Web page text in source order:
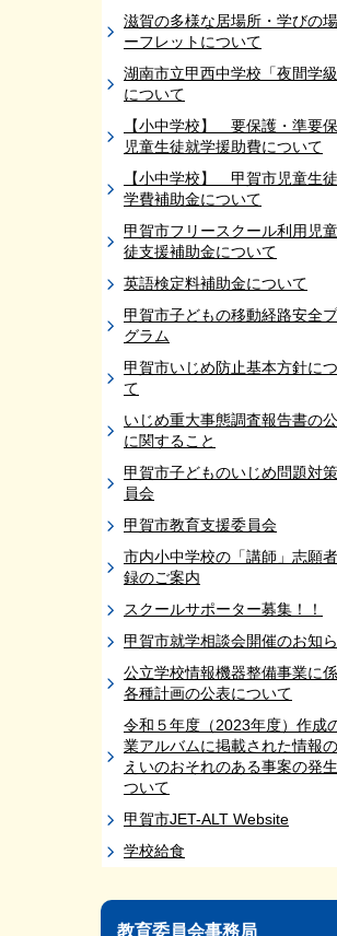
滋賀の多様な居場所・学びの
ーフレットについて
湖南市立甲西中学校「夜間学級
について
【小中学校】 要保護・準要
児童生徒就学援助費について
【小中学校】 甲賀市児童生
学費補助金について
甲賀市フリースクール利用児
徒支援補助金について
英語検定料補助金について
甲賀市子どもの移動経路安全
グラム
甲賀市いじめ防止基本方針に
て
いじめ重大事態調査報告書の
に関すること
甲賀市子どものいじめ問題対
員会
甲賀市教育支援委員会
市内小中学校の「講師」志願
録のご案内
スクールサポーター募集！！
甲賀市就学相談会開催のお知
公立学校情報機器整備事業に
各種計画の公表について
令和５年度（2023年度）作成
業アルバムに掲載された情報
えいのおそれのある事案の発
ついて
甲賀市JET-ALT Website
学校給食
教育委員会事務局